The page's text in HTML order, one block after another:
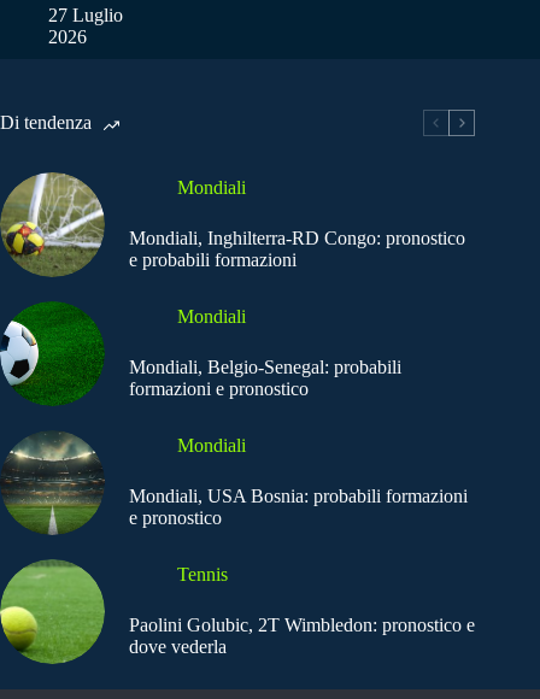
27 Luglio
2026
Di tendenza
Mondiali
Mondiali, Inghilterra-RD Congo: pronostico
e probabili formazioni
Mondiali
Mondiali, Belgio-Senegal: probabili
formazioni e pronostico
Mondiali
Mondiali, USA Bosnia: probabili formazioni
e pronostico
Tennis
Paolini Golubic, 2T Wimbledon: pronostico e
dove vederla